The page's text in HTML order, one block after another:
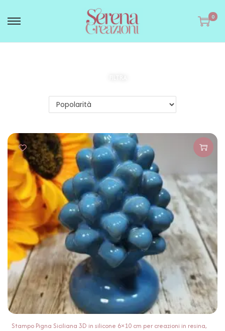
0
Stampo Pigna Siciliana 3D in silicone 6×10 cm per creazioni in resina,